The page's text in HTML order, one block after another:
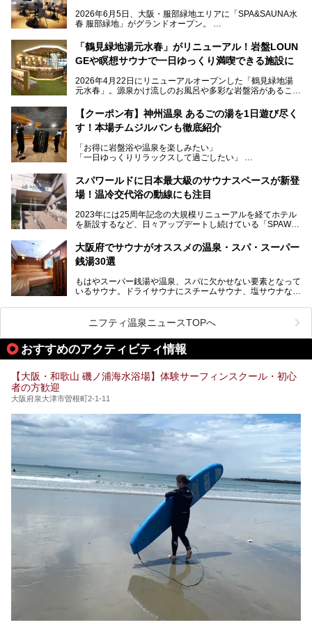
2026年6月5日、大阪・服部緑地エリアに「SPA&SAUNA水
春 服部緑地」がグランドオープン。
当初の計画から約5年の時を経て誕生した本施設は、温泉・
サウナ・岩盤浴・フィットネス・ラウンジ・レストランなど
を融合した、これまでの“水春”のイメージをさらに進化させ
今回はオープン前の内覧会に参加し、館内のこだわりポイン
サウナー注目の3種のサウナや160cmの深水風呂、没入感の
高い岩盤浴エリア、日本最大の台数を誇る最新AIフィットネ
スマシンなど、見どころ満載の館内を詳しくご紹介します。
「鶴見緑地湯元水春」がリニューアル！岩盤LOUN
GEや瞑想サウナで一日ゆっくり満喫できる施設に
2026年4月22日にリニューアルオープンした「鶴見緑地湯
元水春」。源泉かけ流しのお風呂や多彩な岩盤浴があること
に“一日中くつろげる場所”としてパワーアップしています。
今回のリニューアルでは、新たに登場した瞑想サウナをはじ
見どころが盛りだくさん。日常の疲れを癒やしたい方はもち
ろん、休日にゆったり過ごしたい方にもぴったりの内容とな
本記事では、そんなリニューアル後の注目ポイントを詳しく
紹介します。これから「鶴見緑地湯元水春」に訪れる方や、
い。
【クーポン有】神州温泉 あるごの湯を1日遊び尽く
す！本場チムジルバンも徹底紹介
「お得に岩盤浴や温泉を楽しみたい」
「一日ゆっくりリラックスして過ごしたい」
利用できる「神州温泉 あるごの湯」です。
あるごの湯は、大阪府豊中市にある日帰り温浴施設で、阪急
チムジルバン（岩盤浴）を中心に、発汗・リラックス・漫画
タイムまで満喫できる長時間滞在型の施設なので、一日中ゆ
る迫力ある熱波パフォーマンスも毎日行われており、“とと
のう”体験をしっかり楽しめるのもポイントです。
ケやボウリングといった遊び場もあり、友人同士やカップル
で“遊び+癒し”の一日を過ごすのにもぴったり。
処にいたるまで魅力をたっぷり堪能してきたので、その全容
スパワールドに日本最大級のサウナスペースが新登
場！温冷交代浴の動線にも注目
2023年には25周年記念の大規模リニューアルを経てホテル
を新設するなど、日々アップデートし続けている「SPAWO
そんなスパワールドが2025年11月15日（土）に、新たな浴
室や日本最大級140人収容の大規模サウナを携えてリニュー
アルオープン！浴室である4F・6Fそれぞれにリニューアル
大規模リニューアルの全容を確認すべく、リニューアルプレ
オープンイベントに行ってきました！今回はそのリニューア
大阪府でサウナがオススメの温泉・スパ・スーパー
銭湯30選
もはやスーパー銭湯や温泉、スパに欠かせない要素となって
いるサウナ。ドライサウナにスチームサウナ、塩サウナな
ペース、ロウリュウなど、心ゆくまで楽しむためのサービス
が充実した施設も多くみられます。
今回はそんなサウナにこだわった、大阪府内のオススメ温
泉・銭湯・スパを30件紹介したいと思います！
ニフティ温泉ニュースTOPへ
おすすめのアクティビティ情報
【大阪・和歌山 磯ノ浦海水浴場】体験サーフィンスクール・初心
者の方歓迎
大阪府泉大津市曽根町2-1-11